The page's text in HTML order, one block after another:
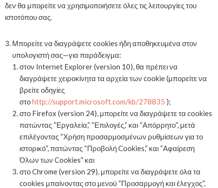
δεν θα μπορείτε να χρησιμοποιήσετε όλες τις λειτουργίες του
ιστοτόπου σας.
Μπορείτε να διαγράψετε cookies ήδη αποθηκευμένα στον
υπολογιστή σας—για παράδειγμα:
στον Internet Explorer (version 10), θα πρέπει να
διαγράψετε χειροκίνητα τα αρχεία των cookie (μπορείτε να
βρείτε οδηγίες
στοhttp://support.microsoft.com/kb/278835 );
στο Firefox (version 24), μπορείτε να διαγράψετε τα cookies
πατώντας “Εργαλεία,” “Επιλογές,” και “Απόρρητο”, μετά
επιλέγοντας “Χρήση προσαρμοσμένων ρυθμίσεων για το
ιστορικό”, πατώντας “Προβολή Cookies,” και “Αφαίρεση
Όλων των Cookies” και
στο Chrome (version 29), μπορείτε να διαγράψετε όλα τα
cookies μπαίνοντας στο μενού “Προσαρμογή και έλεγχος”,